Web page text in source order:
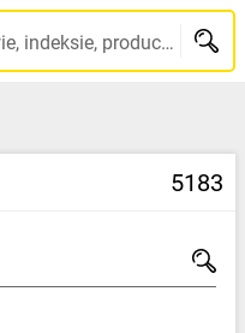
Szukaj po nazwie, indeksie, producencie, kodzie kreskowym...
5183